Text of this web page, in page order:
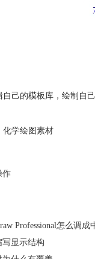
己的模板库，绘制自
化学绘图素材
作
Professional怎么调成
写显示结构